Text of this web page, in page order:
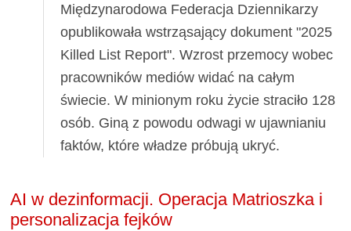
Międzynarodowa Federacja Dziennikarzy
opublikowała wstrząsający dokument "2025
Killed List Report". Wzrost przemocy wobec
pracowników mediów widać na całym
świecie. W minionym roku życie straciło 128
osób. Giną z powodu odwagi w ujawnianiu
faktów, które władze próbują ukryć.
AI w dezinformacji. Operacja Matrioszka i
personalizacja fejków